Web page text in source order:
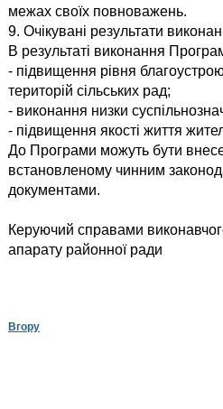
межах своїх повноважень.
9. Очікувані результати
В результаті виконання
- підвищення рівня
територій сільських рад;
- виконання низки
- підвищення якості життя
До Програми можуть бути
встановленому чинним
документами.
Керуючий справами
апарату
Вгору